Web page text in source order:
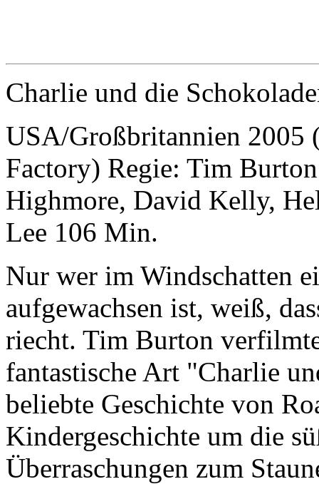
Charlie und die
USA/Großbritannien 2005
Factory) Regie: Tim
Highmore, David Kelly,
Lee 106 Min.
Nur wer im Windschatten
aufgewachsen ist, weiß,
riecht. Tim Burton
fantastische Art "Charlie
beliebte Geschichte von
Kindergeschichte um die
Überraschungen zum